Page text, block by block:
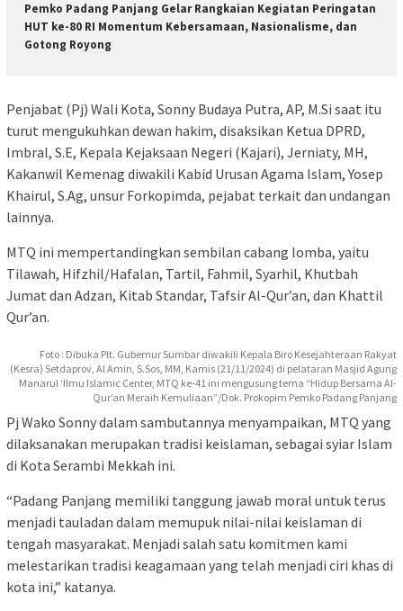
Pemko Padang Panjang Gelar Rangkaian Kegiatan Peringatan
HUT ke-80 RI Momentum Kebersamaan, Nasionalisme, dan
Gotong Royong
Penjabat (Pj) Wali Kota, Sonny Budaya Putra, AP, M.Si saat itu
turut mengukuhkan dewan hakim, disaksikan Ketua DPRD,
Imbral, S.E, Kepala Kejaksaan Negeri (Kajari), Jerniaty, MH,
Kakanwil Kemenag diwakili Kabid Urusan Agama Islam, Yosep
Khairul, S.Ag, unsur Forkopimda, pejabat terkait dan undangan
lainnya.
MTQ ini mempertandingkan sembilan cabang lomba, yaitu
Tilawah, Hifzhil/Hafalan, Tartil, Fahmil, Syarhil, Khutbah
Jumat dan Adzan, Kitab Standar, Tafsir Al-Qur’an, dan Khattil
Qur’an.
Foto : Dibuka Plt. Gubernur Sumbar diwakili Kepala Biro Kesejahteraan Rakyat
(Kesra) Setdaprov, Al Amin, S.Sos, MM, Kamis (21/11/2024) di pelataran Masjid Agung
Manarul ‘Ilmu Islamic Center, MTQ ke-41 ini mengusung tema “Hidup Bersama Al-
Qur’an Meraih Kemuliaan”/Dok. Prokopim Pemko Padang Panjang
Pj Wako Sonny dalam sambutannya menyampaikan, MTQ yang
dilaksanakan merupakan tradisi keislaman, sebagai syiar Islam
di Kota Serambi Mekkah ini.
“Padang Panjang memiliki tanggung jawab moral untuk terus
menjadi tauladan dalam memupuk nilai-nilai keislaman di
tengah masyarakat. Menjadi salah satu komitmen kami
melestarikan tradisi keagamaan yang telah menjadi ciri khas di
kota ini,” katanya.